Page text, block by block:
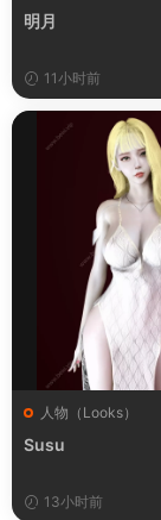
明月
11小时前
人物（Looks）
Susu
13小时前